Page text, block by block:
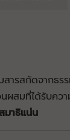
รสกัดจากธร
ผสมที่ได้รับคว
าธิแน่น